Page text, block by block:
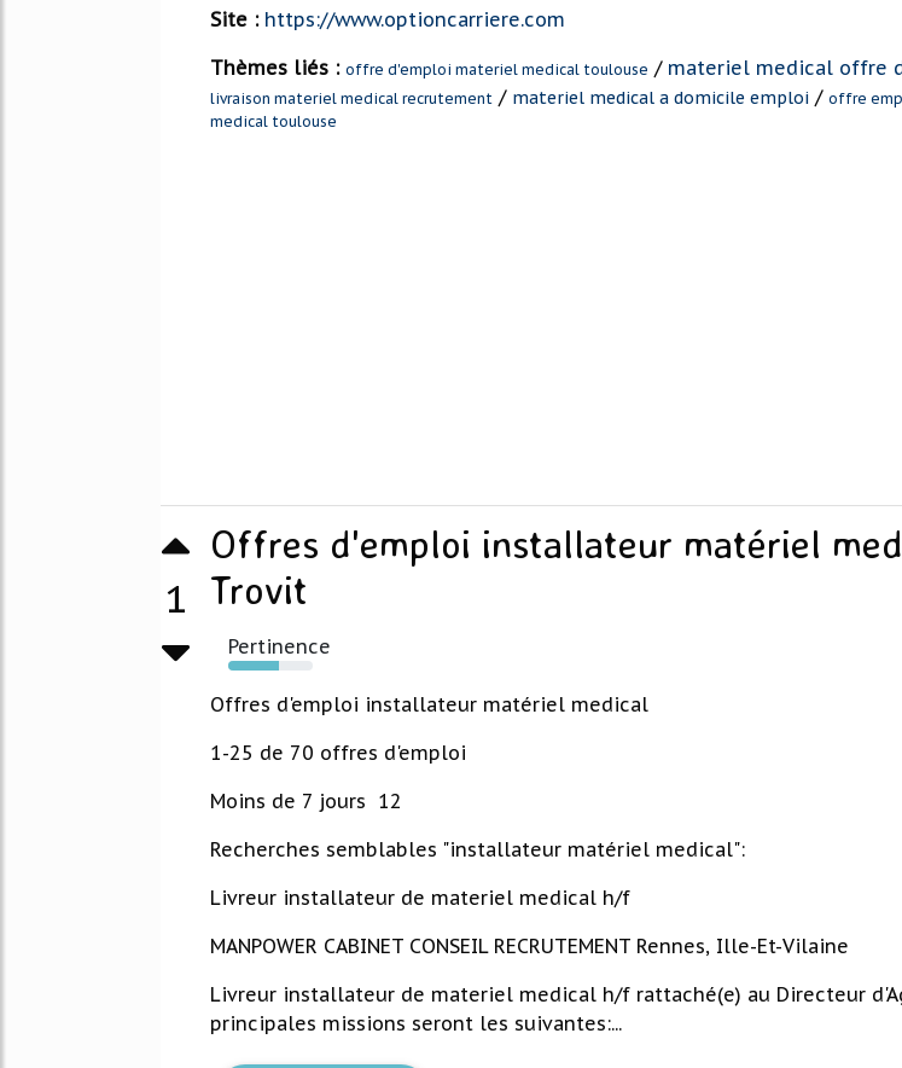
Site : https://www.optioncarriere.com
Thèmes liés : offre d'emploi materiel medical toulouse / materiel medical offre
livraison materiel medical recrutement / materiel medical a domicile emploi / offre
medical toulouse
1
Offres d'emploi installateur matériel
Trovit
Pertinence
60%
Offres d'emploi installateur matériel medical
1-25 de 70 offres d'emploi
Moins de 7 jours 12
Recherches semblables "installateur matériel medical":
Livreur installateur de materiel medical h/f
MANPOWER CABINET CONSEIL RECRUTEMENT Rennes, Ille-Et-Vilaine
Livreur installateur de materiel medical h/f rattaché(e) au Directeur
principales missions seront les suivantes:...